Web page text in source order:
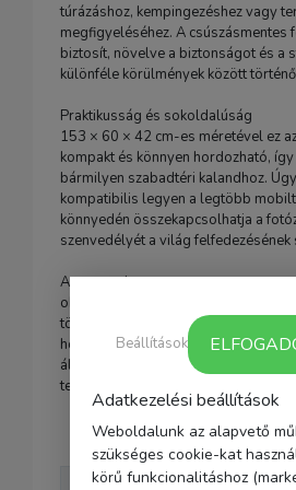
túrázáshoz, kempingezéshez vagy
megfigyeléséhez. A
biztosít, növelve a biztonságot és a
különféle körülmények között
Praktikusság és sokoldalúság
153 × 60 × 42 cm-es méretével ez
kompakt és könnyen hordozható,
bármilyen szabadtéri kalandhoz.
kompatibilis legyen a legtöbb
könnyedén összekapcsolhatja a
szenvedélyét a világ felfedezésének
A csomagban:
objektív a telefonhoz
törlőkendő
hordozható tok
állvány
telefontartó
Gyártó
Adatkezelési beállítások
Weboldalunk az alapvető
szükséges cookie-kat
körű funkcionalitáshoz
Beállítások